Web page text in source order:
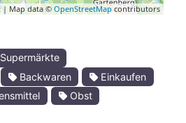
| Map data © OpenStreetMapcontributors
Backwaren
Einkaufen
Obst